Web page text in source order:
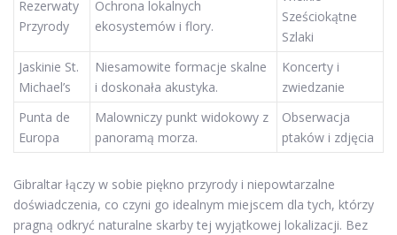
Rezerwaty
Przyrody
Ochrona lokalnych
ekosystemów i flory.
Sześciokątne
Szlaki
Jaskinie St.
Michael’s
Niesamowite formacje skalne
i doskonała akustyka.
Koncerty i
zwiedzanie
Punta de
Europa
Malowniczy punkt widokowy z
panoramą morza.
Obserwacja
ptaków i zdjęcia
Gibraltar łączy w sobie piękno przyrody i niepowtarzalne
doświadczenia, co czyni go idealnym miejscem dla tych, którzy
pragną odkryć naturalne skarby tej wyjątkowej lokalizacji. Bez